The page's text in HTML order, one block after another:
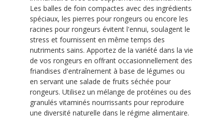
Les balles de foin compactes avec des ingrédients
spéciaux, les pierres pour rongeurs ou encore les
racines pour rongeurs évitent l'ennui, soulagent le
stress et fournissent en même temps des
nutriments sains. Apportez de la variété dans la vie
de vos rongeurs en offrant occasionnellement des
friandises d'entraînement à base de légumes ou
en servant une salade de fruits séchée pour
rongeurs. Utilisez un mélange de protéines ou des
granulés vitaminés nourrissants pour reproduire
une diversité naturelle dans le régime alimentaire.